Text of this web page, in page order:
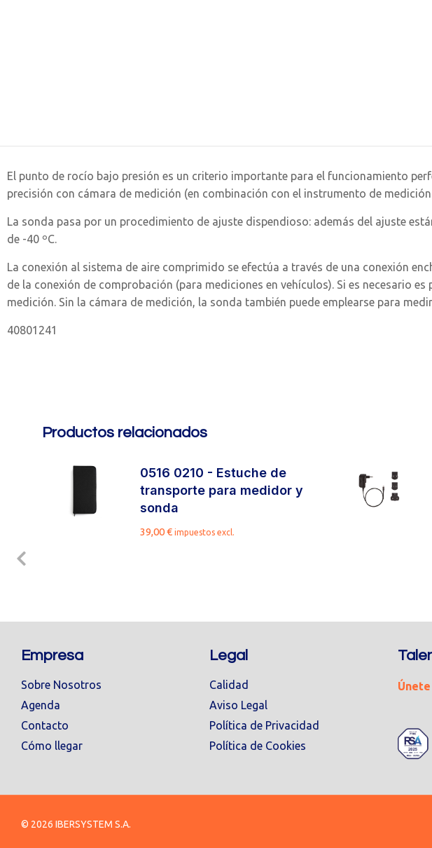
El punto de rocío bajo presión es un criterio importante para el funcionamiento
precisión con cámara de medición (en combinación con el instrumento de
La sonda pasa por un procedimiento de ajuste dispendioso: además del ajuste
de -40 ºC.
La conexión al sistema de aire comprimido se efectúa a través de una conexión
de la conexión de comprobación (para mediciones en vehículos). Si es necesario
medición. Sin la cámara de medición, la sonda también puede emplearse para
40801241
Productos relacionados
0516 0210 - Estuche de
transporte para medidor y
sonda
39,00€ impuestos excl.
Empresa
Sobre Nosotros
Agenda
Contacto
Cómo llegar
Legal
Calidad
Aviso Legal
Política de Privacidad
Política de Cookies
© 2026 IBERSYSTEM S.A.